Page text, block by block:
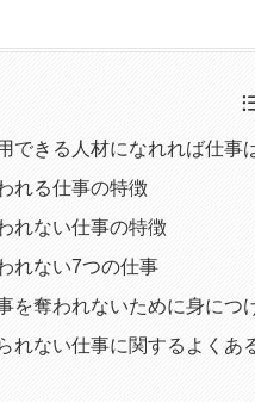
できる人材になれれば仕事
れる仕事の特徴
れない仕事の特徴
れない7つの仕事
を奪われないために身につ
れない仕事に関するよくあ